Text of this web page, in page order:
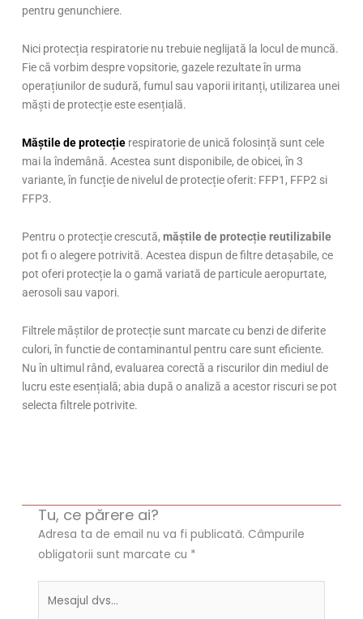
pentru genunchiere.
Nici protecția respiratorie nu trebuie neglijată la locul de muncă.
Fie că vorbim despre vopsitorie, gazele rezultate în urma
operațiunilor de sudură, fumul sau vaporii iritanți, utilizarea unei
măști de protecție este esențială.
Măștile de protecție respiratorie de unică folosință sunt cele
mai la îndemână. Acestea sunt disponibile, de obicei, în 3
variante, în funcție de nivelul de protecție oferit: FFP1, FFP2 si
FFP3.
Pentru o protecție crescută,măștile de protecție reutilizabile
pot fi o alegere potrivită. Acestea dispun de filtre detașabile, ce
pot oferi protecție la o gamă variată de particule aeropurtate,
aerosoli sau vapori.
Filtrele măștilor de protecție sunt marcate cu benzi de diferite
culori, în functie de contaminantul pentru care sunt eficiente.
Nu în ultimul rând, evaluarea corectă a riscurilor din mediul de
lucru este esențială; abia după o analiză a acestor riscuri se pot
selecta filtrele potrivite.
Tu, ce părere ai?
Adresa ta de email nu va fi publicată. Câmpurile
obligatorii sunt marcate cu *